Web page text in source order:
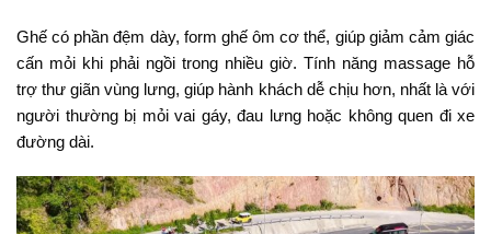
Ghế có phần đệm dày, form ghế ôm cơ thể, giúp giảm cảm giác
cấn mỏi khi phải ngồi trong nhiều giờ. Tính năng massage hỗ
trợ thư giãn vùng lưng, giúp hành khách dễ chịu hơn, nhất là với
người thường bị mỏi vai gáy, đau lưng hoặc không quen đi xe
đường dài.